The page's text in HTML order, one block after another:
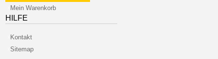
Mein Warenkorb
HILFE
Kontakt
Sitemap